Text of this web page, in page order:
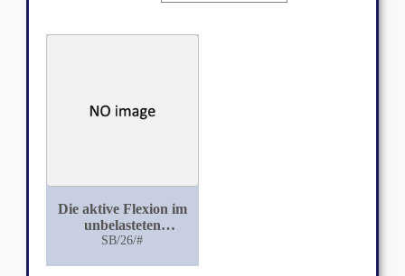
Die aktive Flexion im
unbelasteten
Kniegelenk
SB/26/#